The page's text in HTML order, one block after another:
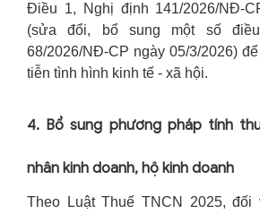
Điều 1, Nghị định 141/2026/NĐ-
(sửa đổi, bổ sung một số
68/2026/NĐ-CP ngày 05/3/2026)
tiễn tình hình kinh tế - xã hội.
4. Bổ sung phương pháp tính
nhân kinh doanh, hộ kinh doanh
Theo Luật Thuế TNCN 2025,